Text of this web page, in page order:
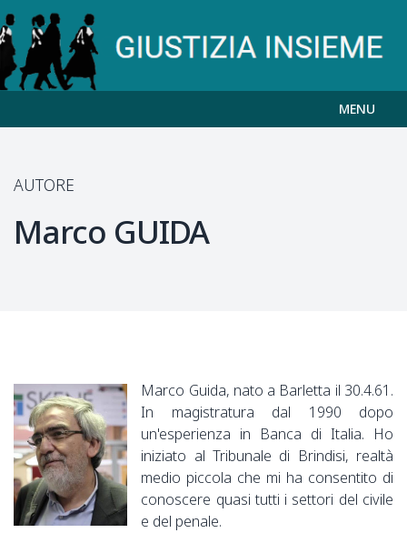
MENU
AUTORE
Marco GUIDA
Marco Guida, nato a Barletta il 30.4.61.
In magistratura dal 1990 dopo
un'esperienza in Banca di Italia. Ho
iniziato al Tribunale di Brindisi, realtà
medio piccola che mi ha consentito di
conoscere quasi tutti i settori del civile
e del penale.